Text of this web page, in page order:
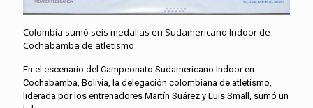
Colombia sumó seis medallas en Sudamericano Indoor de
Cochabamba de atletismo
En el escenario del Campeonato Sudamericano Indoor en
Cochabamba, Bolivia, la delegación colombiana de atletismo,
liderada por los entrenadores Martín Suárez y Luis Small, sumó un